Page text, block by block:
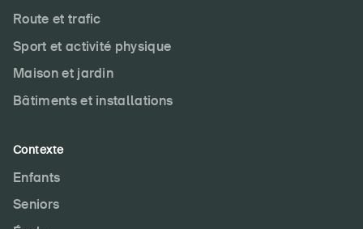
Route et trafic
Sport et activité physique
Maison et jardin
Bâtiments et installations
Contexte
Enfants
Seniors